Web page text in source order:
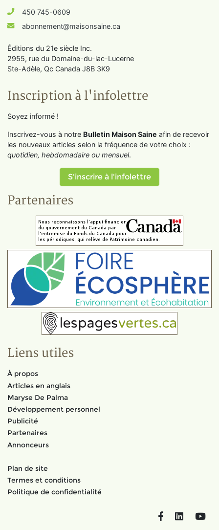
450 745-0609
abonnement@maisonsaine.ca
Éditions du 21e siècle Inc.
2955, rue du Domaine-du-lac-Lucerne
Ste-Adèle, Qc Canada J8B 3K9
Inscription à l'infolettre
Soyez informé !
Inscrivez-vous à notre Bulletin Maison Saine afin de recevoir
les nouveaux articles selon la fréquence de votre choix :
quotidien, hebdomadaire ou mensuel.
S'inscrire à l'infolettre
Partenaires
Liens utiles
À propos
Articles en anglais
Maryse De Palma
Développement personnel
Publicité
Partenaires
Annonceurs
Plan de site
Termes et conditions
Politique de confidentialité
FacebookLinkedIn